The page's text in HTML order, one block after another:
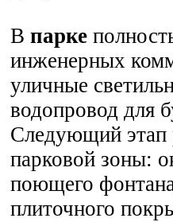
В парке
инженерных
уличные
водопровод для
Следующий этап
парковой зоны:
поющего
плиточного